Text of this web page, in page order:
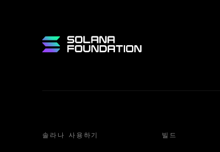
솔라나 사용하기 빌드